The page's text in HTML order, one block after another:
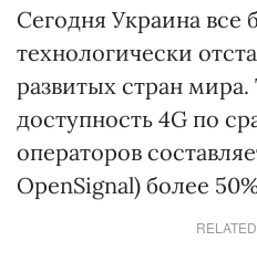
Сегодня Украина все
технологически
развитых стран
доступность 4G по
операторов
OpenSignal) более